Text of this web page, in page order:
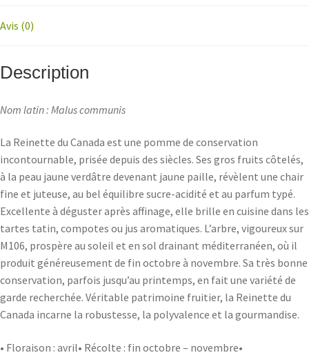
Avis (0)
Description
Nom latin : Malus communis
La Reinette du Canada est une pomme de conservation
incontournable, prisée depuis des siècles. Ses gros fruits côtelés,
à la peau jaune verdâtre devenant jaune paille, révèlent une chair
fine et juteuse, au bel équilibre sucre-acidité et au parfum typé.
Excellente à déguster après affinage, elle brille en cuisine dans les
tartes tatin, compotes ou jus aromatiques. L’arbre, vigoureux sur
M106, prospère au soleil et en sol drainant méditerranéen, où il
produit généreusement de fin octobre à novembre. Sa très bonne
conservation, parfois jusqu’au printemps, en fait une variété de
garde recherchée. Véritable patrimoine fruitier, la Reinette du
Canada incarne la robustesse, la polyvalence et la gourmandise.
• Floraison : avril• Récolte : fin octobre – novembre•